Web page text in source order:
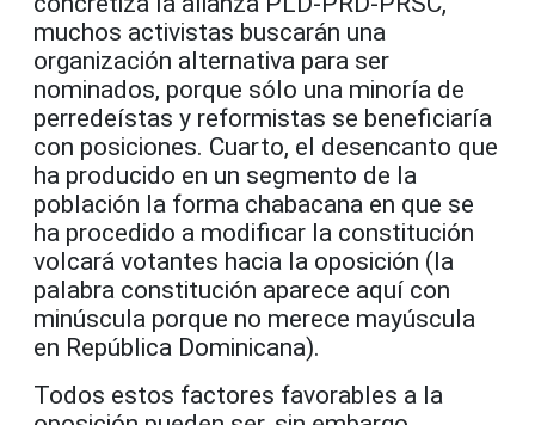
muchos activistas buscarán una
organización alternativa para ser
nominados, porque sólo una minoría de
perredeístas y reformistas se beneficiaría
con posiciones. Cuarto, el desencanto que
ha producido en un segmento de la
población la forma chabacana en que se
ha procedido a modificar la constitución
volcará votantes hacia la oposición (la
palabra constitución aparece aquí con
minúscula porque no merece mayúscula
en República Dominicana).
Todos estos factores favorables a la